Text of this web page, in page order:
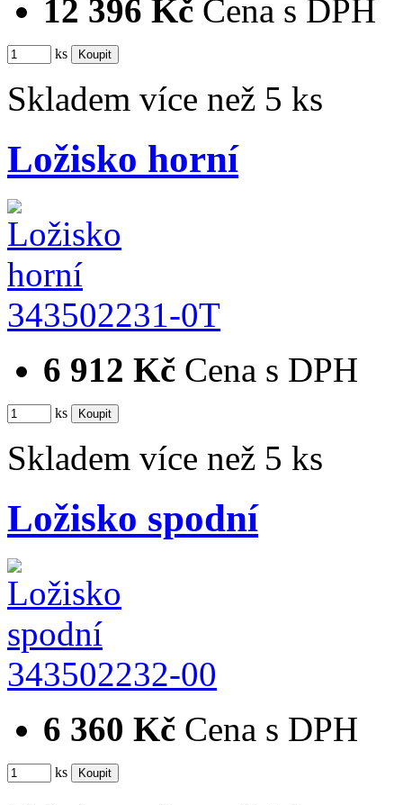
12 396 Kč Cena s DPH
ks
Skladem více než 5 ks
Ložisko horní
343502231-0T
6 912 Kč Cena s DPH
ks
Skladem více než 5 ks
Ložisko spodní
343502232-00
6 360 Kč Cena s DPH
ks